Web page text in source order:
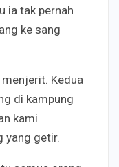
ia tak pernah
ke sang
Kedua
di kampung
kami
yang getir.